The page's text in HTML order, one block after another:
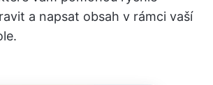
a napsat obsah v rámci vaší